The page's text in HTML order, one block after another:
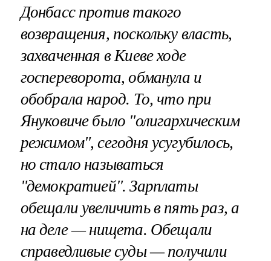
Донбасс против такого
возвращения, поскольку власть,
захваченная в Киеве ходе
госпереворота, обманула и
обобрала народ. То, что при
Януковиче было "олигархическим
режимом", сегодня усугубилось,
но стало называться
"демократией". Зарплаты
обещали увеличить в пять раз, а
на деле — нищета. Обещали
справедливые суды — получили